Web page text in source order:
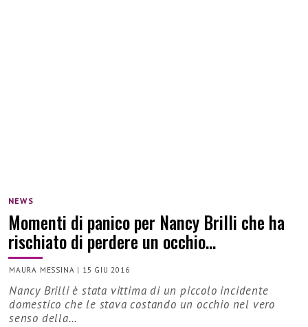
NEWS
Momenti di panico per Nancy Brilli che ha
rischiato di perdere un occhio…
MAURA MESSINA | 15 GIU 2016
Nancy Brilli è stata vittima di un piccolo incidente
domestico che le stava costando un occhio nel vero
senso della…